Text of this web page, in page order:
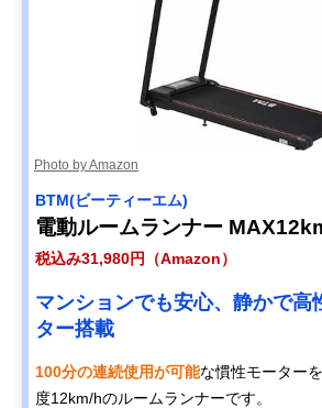
Photo by Amazon
BTM(ビーティーエム)
電動ルームランナー
税込み31,980円（Amazon）
マンションでも安心、静かで高
ター搭載
100分の連続使用が可能な慣性モーター
度12km/hのルームランナーです。